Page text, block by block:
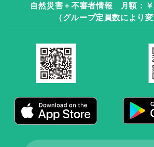
自然災害＋不審者情報 月額：￥
（グループ定員数により